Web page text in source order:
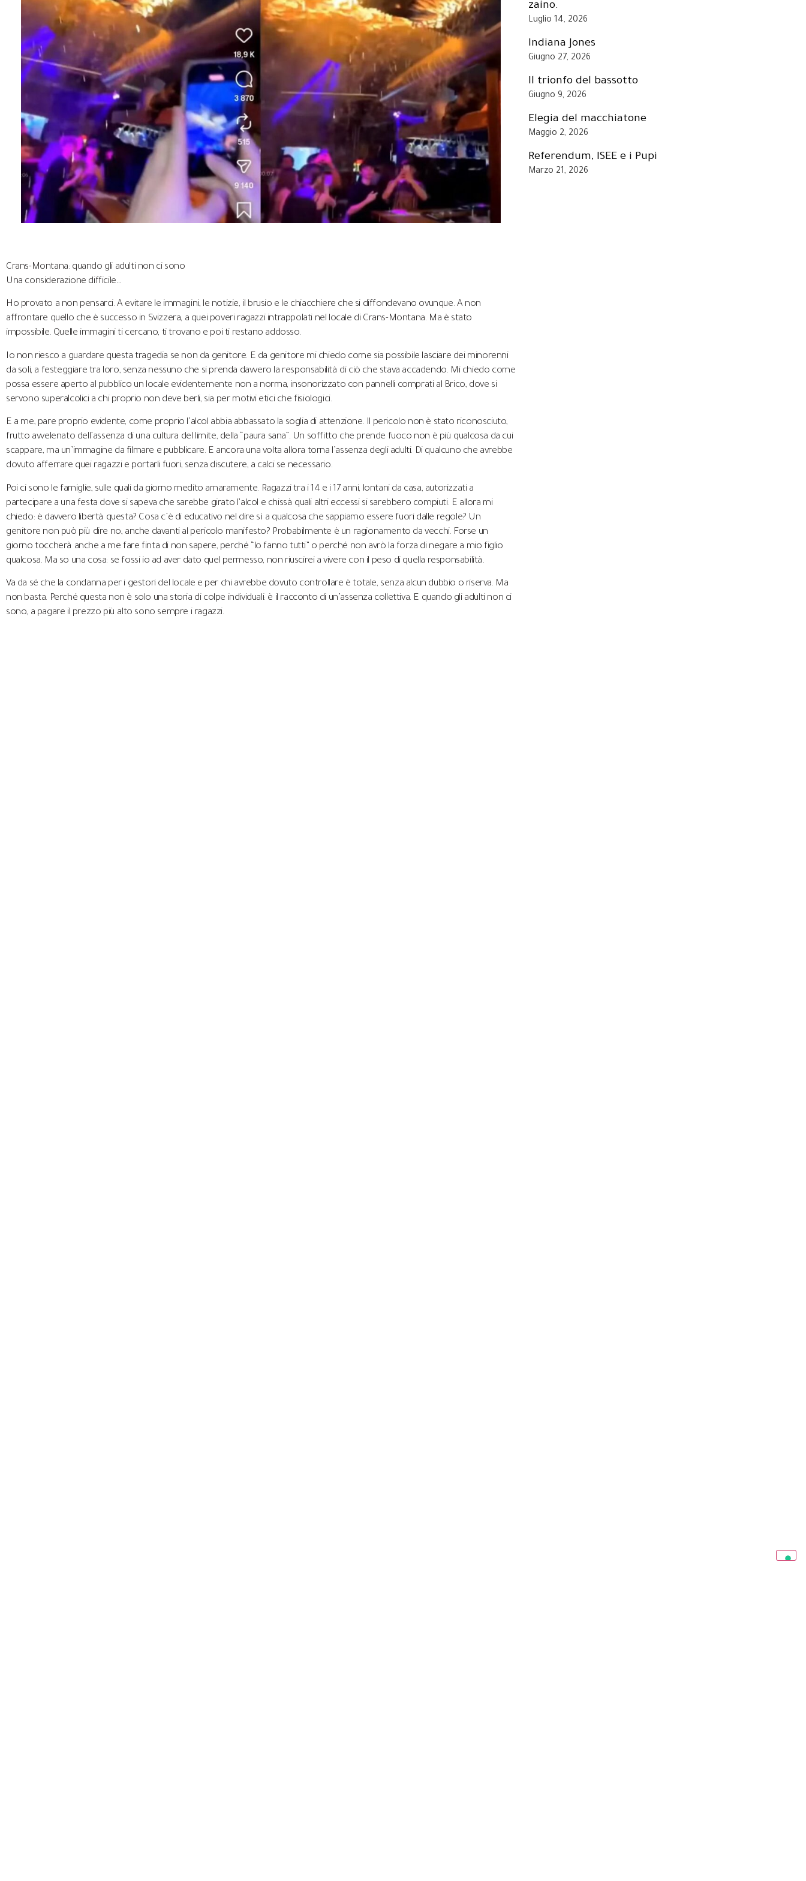
Crans-Montana: quando gli adulti non ci sono
Una considerazione difficile…
Ho provato a non pensarci. A evitare le immagini, le notizie, il brusio e le chiacchiere che si diffondevano ovunque. A non
affrontare quello che è successo in Svizzera, a quei poveri ragazzi intrappolati nel locale di Crans-Montana. Ma è stato
impossibile. Quelle immagini ti cercano, ti trovano e poi ti restano addosso.
Io non riesco a guardare questa tragedia se non da genitore. E da genitore mi chiedo come sia possibile lasciare dei minorenni
da soli, a festeggiare tra loro, senza nessuno che si prenda davvero la responsabilità di ciò che stava accadendo. Mi chiedo come
possa essere aperto al pubblico un locale evidentemente non a norma, insonorizzato con pannelli comprati al Brico, dove si
servono superalcolici a chi proprio non deve berli, sia per motivi etici che fisiologici.
E a me, pare proprio evidente, come proprio l’alcol abbia abbassato la soglia di attenzione. Il pericolo non è stato riconosciuto,
frutto avvelenato dell’assenza di una cultura del limite, della “paura sana”. Un soffitto che prende fuoco non è più qualcosa da cui
scappare, ma un’immagine da filmare e pubblicare. E ancora una volta allora torna l’assenza degli adulti. Di qualcuno che avrebbe
dovuto afferrare quei ragazzi e portarli fuori, senza discutere, a calci se necessario.
Poi ci sono le famiglie, sulle quali da giorno medito amaramente. Ragazzi tra i 14 e i 17 anni, lontani da casa, autorizzati a
partecipare a una festa dove si sapeva che sarebbe girato l’alcol e chissà quali altri eccessi si sarebbero compiuti. E allora mi
chiedo: è davvero libertà questa? Cosa c’è di educativo nel dire sì a qualcosa che sappiamo essere fuori dalle regole? Un
genitore non può più dire no, anche davanti al pericolo manifesto? Probabilmente è un ragionamento da vecchi. Forse un
giorno toccherà anche a me fare finta di non sapere, perché “lo fanno tutti” o perché non avrò la forza di negare a mio figlio
qualcosa. Ma so una cosa: se fossi io ad aver dato quel permesso, non riuscirei a vivere con il peso di quella responsabilità.
Va da sé che la condanna per i gestori del locale e per chi avrebbe dovuto controllare è totale, senza alcun dubbio o riserva. Ma
non basta. Perché questa non è solo una storia di colpe individuali: è il racconto di un’assenza collettiva. E quando gli adulti non ci
sono, a pagare il prezzo più alto sono sempre i ragazzi.
zaino.
Luglio 14, 2026
Indiana Jones
Giugno 27, 2026
Il trionfo del bassotto
Giugno 9, 2026
Elegia del macchiatone
Maggio 2, 2026
Referendum, ISEE e i Pupi
Marzo 21, 2026